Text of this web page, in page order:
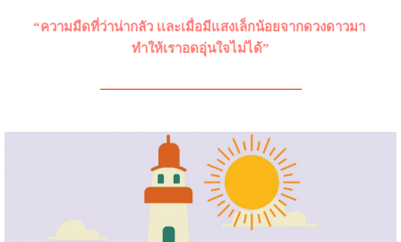
“ความมืดที่ว่าน่ากลัว เเละเมื่อมีแสงเล็กน้อยจากดวงดาวมา
ทำให้เราอดอุ่นใจไม่ได้”
———————————————